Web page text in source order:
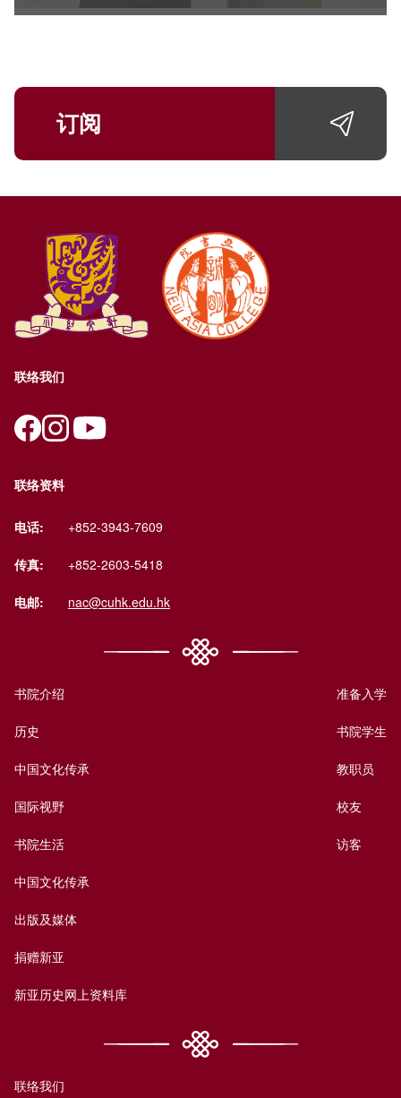
订阅
联络我们
联络资料
电话: +852-3943-7609
传真: +852-2603-5418
电邮: nac@cuhk.edu.hk
书院介绍
历史
中国文化传承
国际视野
书院生活
中国文化传承
出版及媒体
捐赠新亚
新亚历史网上资料库
准备入学
书院学生
教职员
校友
访客
联络我们